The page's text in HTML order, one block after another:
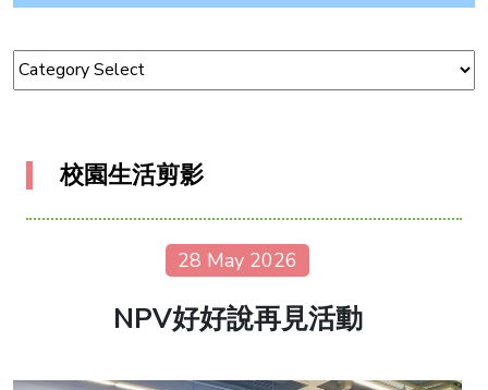
校園生活剪影
28 May 2026
NPV好好說再見活動